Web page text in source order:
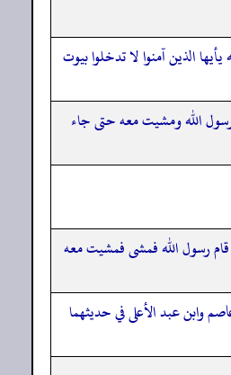
الذين آمنوا لا تدخلوا بيوت
الله ومشيت معه حتى جاء
قام رسول الله فمشى فمشيت معه
وابن عبد الأعلى في حديثهما